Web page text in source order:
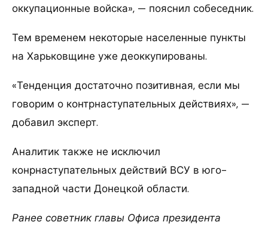
оккупационные войска», — пояснил собеседник.
Тем временем некоторые населенные пункты
на Харьковщине уже деоккупированы.
«Тенденция достаточно позитивная, если мы
говорим о контрнаступательных действиях», —
добавил эксперт.
Аналитик также не исключил
конрнаступательных действий ВСУ в юго-
западной части Донецкой области.
Ранее советник главы Офиса президента